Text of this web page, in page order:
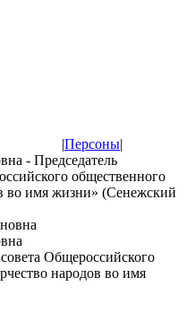
|Персоны|
- Председатель
общественного
во имя жизни» (Сенежский
Общероссийского
народов во имя